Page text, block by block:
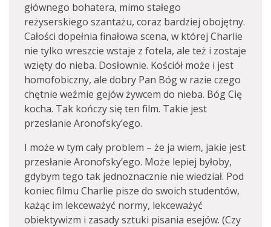
głównego bohatera, mimo stałego
reżyserskiego szantażu, coraz bardziej obojętny.
Całości dopełnia finałowa scena, w której Charlie
nie tylko wreszcie wstaje z fotela, ale też i zostaje
wzięty do nieba. Dosłownie. Kościół może i jest
homofobiczny, ale dobry Pan Bóg w razie czego
chętnie weźmie gejów żywcem do nieba. Bóg Cię
kocha. Tak kończy się ten film. Takie jest
przesłanie Aronofsky’ego.
I może w tym cały problem – że ja wiem, jakie jest
przesłanie Aronofsky’ego. Może lepiej byłoby,
gdybym tego tak jednoznacznie nie wiedział. Pod
koniec filmu Charlie pisze do swoich studentów,
każąc im lekceważyć normy, lekceważyć
obiektywizm i zasady sztuki pisania esejów. (Czy